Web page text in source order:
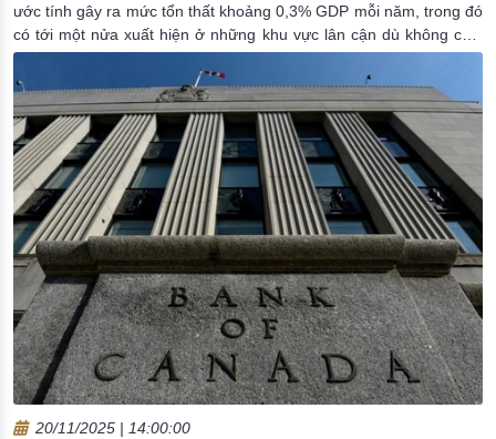
ước tính gây ra mức tổn thất khoảng 0,3% GDP mỗi năm, trong đó
có tới một nửa xuất hiện ở những khu vực lân cận dù không chịu
tác động trực tiếp. Với các sự kiện nghiêm trọng hơn, tăng trưởng
kinh tế có thể bị ảnh hưởng ở mức khoảng 2,2% mỗi năm và hiệu
ứng này thường kéo dài trong vài năm sau đó.
20/11/2025 | 14:00:00